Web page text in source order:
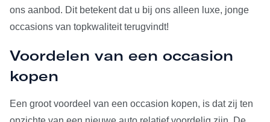
ons aanbod. Dit betekent dat u bij ons alleen luxe, jonge
occasions van topkwaliteit terugvindt!
Voordelen van een occasion
kopen
Een groot voordeel van een occasion kopen, is dat zij ten